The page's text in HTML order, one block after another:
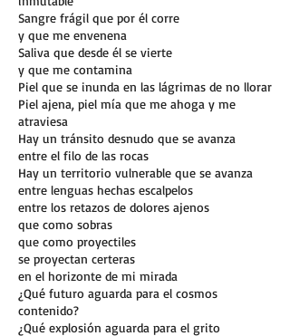
Sangre frágil que por él corre
y que me envenena
Saliva que desde él se vierte
y que me contamina
Piel que se inunda en las lágrimas de no llorar
Piel ajena, piel mía que me ahoga y me
atraviesa
Hay un tránsito desnudo que se avanza
entre el filo de las rocas
Hay un territorio vulnerable que se avanza
entre lenguas hechas escalpelos
entre los retazos de dolores ajenos
que como sobras
que como proyectiles
se proyectan certeras
en el horizonte de mi mirada
¿Qué futuro aguarda para el cosmos
contenido?
¿Qué explosión aguarda para el grito